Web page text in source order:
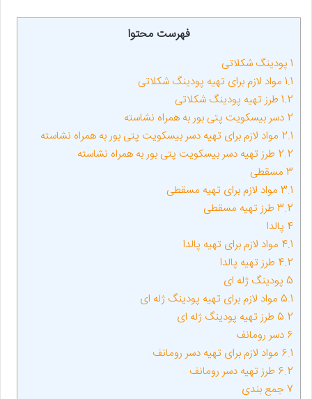
فهرست محتوا
1 پودینگ شکلاتی
1.1 مواد لازم برای تهیه پودینگ شکلاتی
1.2 طرز تهیه پودینگ شکلاتی
2 دسر بیسکویت پتی بور به همراه نشاسته
2.1 مواد لازم برای تهیه دسر بیسکویت پتی بور به همراه نشاسته
2.2 طرز تهیه دسر بیسکویت پتی بور به همراه نشاسته
3 مسقطی
3.1 مواد لازم برای تهیه مسقطی
3.2 طرز تهیه مسقطی
4 پالدا
4.1 مواد لازم برای تهیه پالدا
4.2 طرز تهیه پالدا
5 پودینگ ژله ‌ای
5.1 مواد لازم برای تهیه پودینگ ژله ‌ای
5.2 طرز تهیه پودینگ ژله‌ ای
6 دسر رومانف
6.1 مواد لازم برای تهیه دسر رومانف
6.2 طرز تهیه دسر رومانف
7 جمع بندی